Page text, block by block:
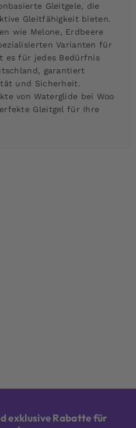
Gleitgele, die
Gleitfähigkeit bieten.
wie Melone, Erdbeere
Varianten für
es für jedes Bedürfnis
garantiert
und Sicherheit.
von Waterglide bei Woo
Gleitgel für Ihre
exklusive Rabatte für